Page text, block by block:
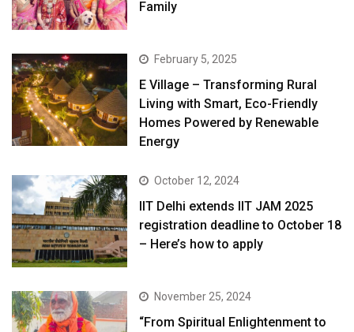
Family
February 5, 2025
E Village – Transforming Rural
Living with Smart, Eco-Friendly
Homes Powered by Renewable
Energy
October 12, 2024
IIT Delhi extends IIT JAM 2025
registration deadline to October 18
– Here’s how to apply
November 25, 2024
“From Spiritual Enlightenment to